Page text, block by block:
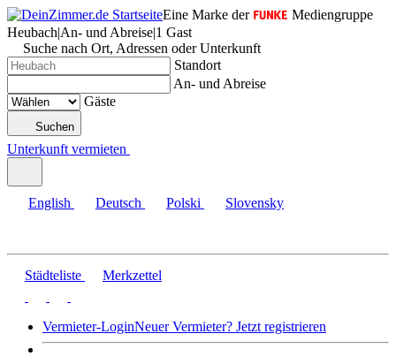
Eine Marke der
Mediengruppe
Heubach|An- und Abreise|1 Gast
Suche nach Ort, Adressen oder Unterkunft
Standort
An- und Abreise
Gäste
Suchen
Unterkunft vermieten
English Deutsch Polski Slovensky
Städteliste Merkzettel
Vermieter-LoginNeuer Vermieter? Jetzt registrieren